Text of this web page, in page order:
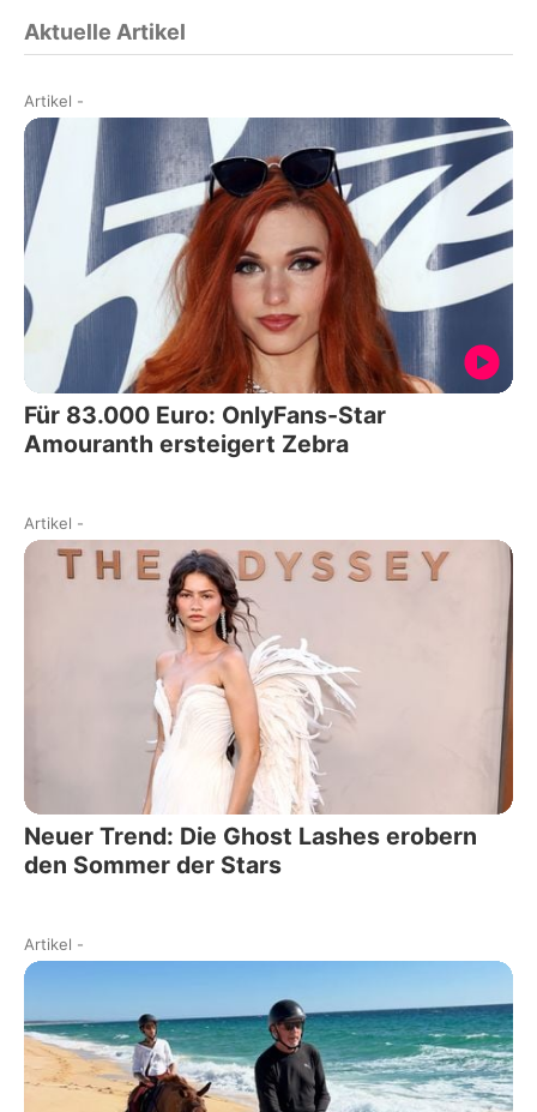
Aktuelle Artikel
Artikel -
Für 83.000 Euro: OnlyFans-Star
Amouranth ersteigert Zebra
Artikel -
Neuer Trend: Die Ghost Lashes erobern
den Sommer der Stars
Artikel -